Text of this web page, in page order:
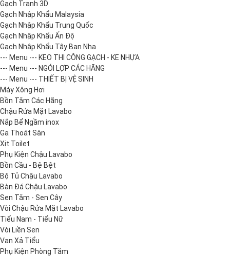
Gạch Tranh 3D
Gạch Nhập Khẩu Malaysia
Gạch Nhập Khẩu Trung Quốc
Gạch Nhập Khẩu Ấn Độ
Gạch Nhập Khẩu Tây Ban Nha
--- Menu --- KEO THI CÔNG GẠCH - KE NHỰA
--- Menu --- NGÓI LỢP CÁC HÃNG
--- Menu --- THIẾT BỊ VỆ SINH
Máy Xông Hơi
Bồn Tắm Các Hãng
Chậu Rửa Mặt Lavabo
Nắp Bể Ngầm inox
Ga Thoát Sàn
Xịt Toilet
Phụ Kiện Chậu Lavabo
Bồn Cầu - Bệ Bệt
Bộ Tủ Chậu Lavabo
Bàn Đá Chậu Lavabo
Sen Tắm - Sen Cây
Vòi Chậu Rửa Mặt Lavabo
Tiểu Nam - Tiểu Nữ
Vòi Liền Sen
Van Xả Tiểu
Phụ Kiện Phòng Tắm